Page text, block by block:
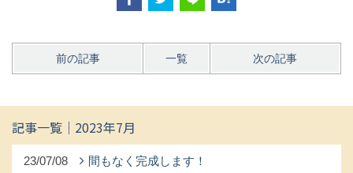
前の記事 一覧 次の記事
記事一覧｜2023年7月
23/07/08 間もなく完成します！